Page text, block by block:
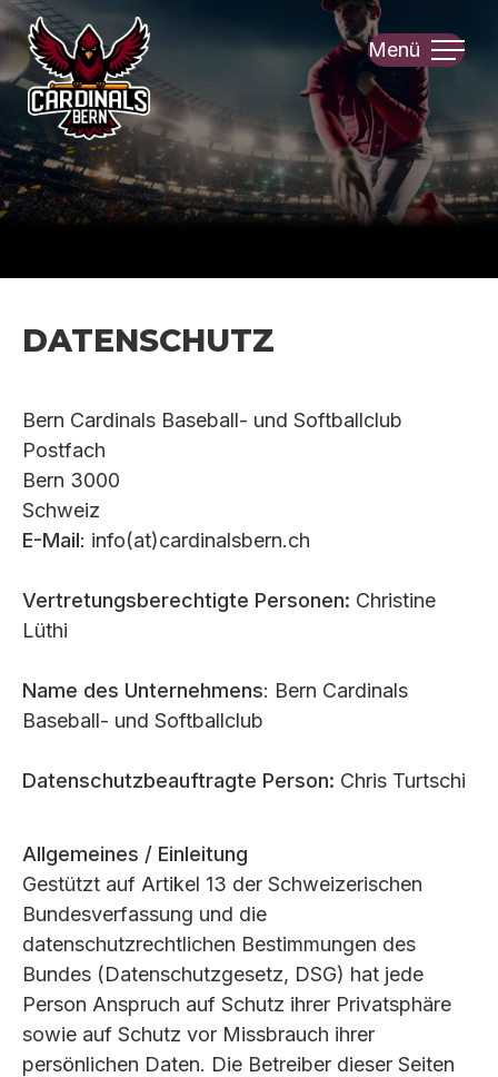
Menü
Cardin
als
Bern
Datenschutz
Bern Cardinals Baseball- und Softballclub
Postfach
Bern 3000
Schweiz
E-Mail: info(at)cardinalsbern.ch
Vertretungsberechtigte Personen: Christine
Lüthi
Name des Unternehmens: Bern Cardinals
Baseball- und Softballclub
Datenschutzbeauftragte Person: Chris Turtschi
Allgemeines / Einleitung
Gestützt auf Artikel 13 der Schweizerischen
Bundesverfassung und die
datenschutzrechtlichen Bestimmungen des
Bundes (Datenschutzgesetz, DSG) hat jede
Person Anspruch auf Schutz ihrer Privatsphäre
sowie auf Schutz vor Missbrauch ihrer
persönlichen Daten. Die Betreiber dieser Seiten